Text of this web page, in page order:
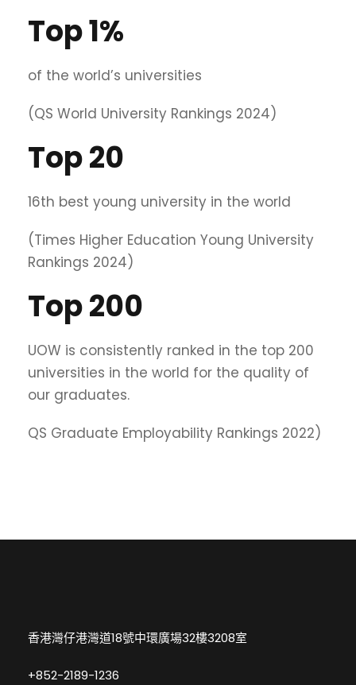
Top 1%
of the world’s universities
(QS World University Rankings 2024)
Top 20
16th best young university in the world
(Times Higher Education Young University
Rankings 2024)
Top 200
UOW is consistently ranked in the top 200
universities in the world for the quality of
our graduates.
QS Graduate Employability Rankings 2022)
香港灣仔港灣道18號中環廣場32樓3208室
+852-2189-1236